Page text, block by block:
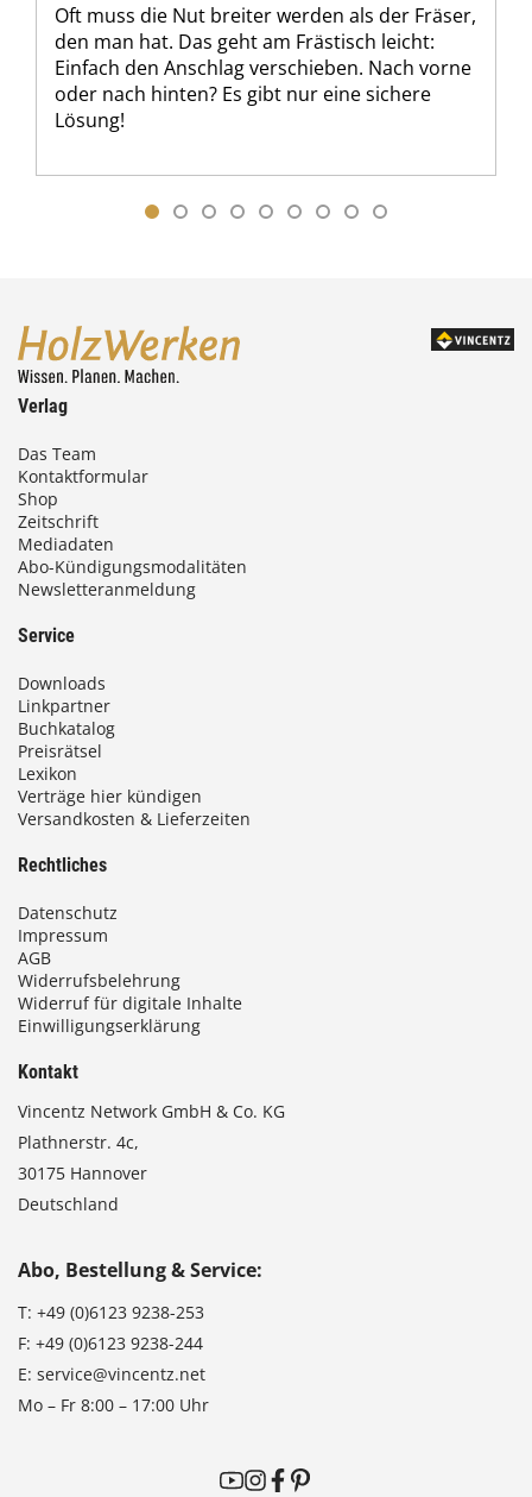
Oft muss die Nut breiter werden als der Fräser,
den man hat. Das geht am Frästisch leicht:
Einfach den Anschlag verschieben. Nach vorne
oder nach hinten? Es gibt nur eine sichere
Lösung!
Verlag
Das Team
Kontaktformular
Shop
Zeitschrift
Mediadaten
Abo-Kündigungsmodalitäten
Newsletteranmeldung
Service
Downloads
Linkpartner
Buchkatalog
Preisrätsel
Lexikon
Verträge hier kündigen
Versandkosten & Lieferzeiten
Rechtliches
Datenschutz
Impressum
AGB
Widerrufsbelehrung
Widerruf für digitale Inhalte
Einwilligungserklärung
Kontakt
Vincentz Network GmbH & Co. KG
Plathnerstr. 4c,
30175 Hannover
Deutschland
Abo, Bestellung & Service:
T: +49 (0)6123 9238-253
F: +49 (0)6123 9238-244
E: service@vincentz.net
Mo – Fr 8:00 – 17:00 Uhr